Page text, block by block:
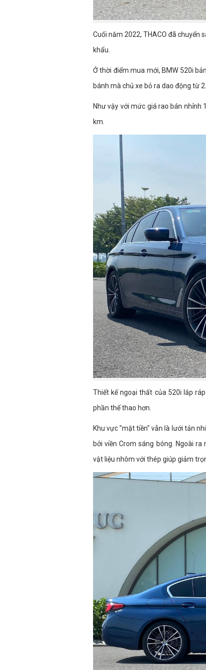
Cuối năm 2022, THACO đã chuyển
khẩu.
Ở thời điểm mua mới, BMW 520i
bánh mà chủ xe bỏ ra dao động từ
Như vậy với mức giá rao bán nhỉnh
km.
Thiết kế ngoại thất của 520i lắp
phần thể thao hơn.
Khu vực "mặt tiền" vẫn là lưới tản
bởi viền Crom sáng bóng. Ngoài
vật liệu nhôm với thép giúp giảm